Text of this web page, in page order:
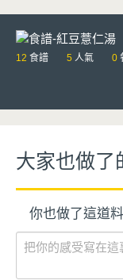
12 食譜 5 人氣 0
大家也做了
你也做了這道